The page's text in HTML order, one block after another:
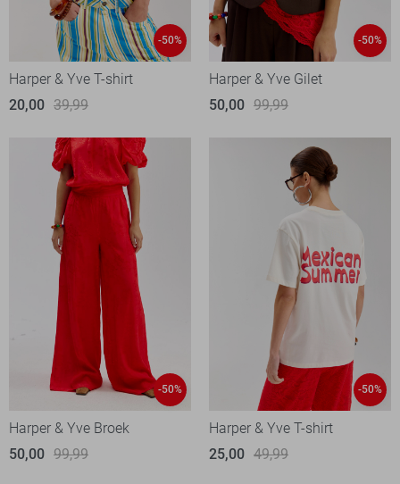
-50%
Harper & Yve T-shirt
20,00 39,99
-50%
Harper & Yve Gilet
50,00 99,99
-50%
Harper & Yve Broek
50,00 99,99
-50%
Harper & Yve T-shirt
25,00 49,99